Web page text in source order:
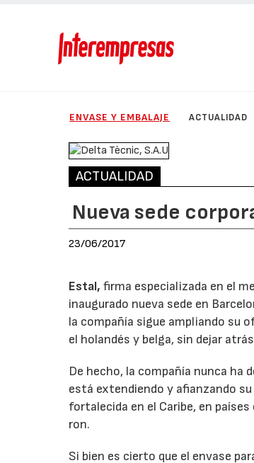
ENVASE Y EMBALAJE ACTUALIDAD
ACTUALIDAD
Nueva sede
23/06/2017
Estal, firma especializada en el
inaugurado nueva sede en
la compañía sigue ampliando su
el holandés y belga, sin dejar
De hecho, la compañía nunca ha
está extendiendo y afianzando
fortalecida en el Caribe, en
ron.
Si bien es cierto que el envase